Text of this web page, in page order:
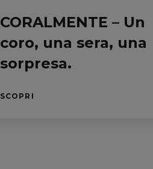
CORALMENTE – Un
coro, una sera, una
sorpresa.
SCOPRI